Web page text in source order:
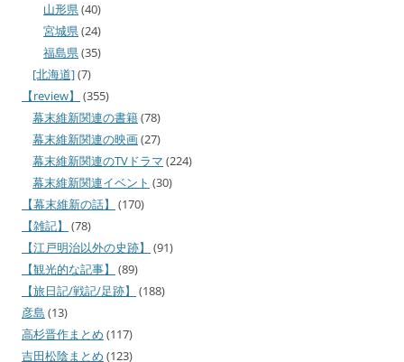
山形県(40)
宮城県(24)
福島県(35)
[北海道](7)
【review】
(355)
幕末維新関連の書籍(78)
幕末維新関連の映画(27)
幕末維新関連のTVドラマ (224)
幕末維新関連イベント (30)
【幕末維新の話】
(170)
【雑記】
(78)
【江戸明治以外の史跡】
(91)
【観光的な記事】
(89)
【旅日記/戦記/足跡】
(188)
彦島 (13)
高杉晋作まとめ (117)
吉田松陰まとめ (123)